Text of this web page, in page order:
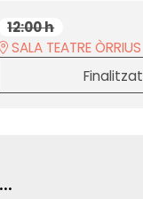
12:00 h
SALA TEATRE ÒRRIUS
Finalitzat